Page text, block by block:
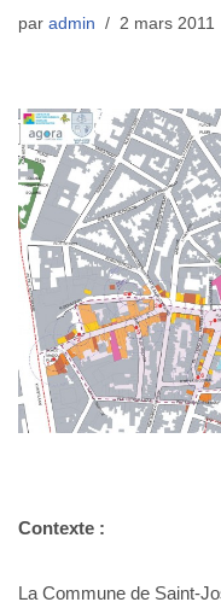
par admin 2 mars 2011
Contexte :
La Commune de Saint-